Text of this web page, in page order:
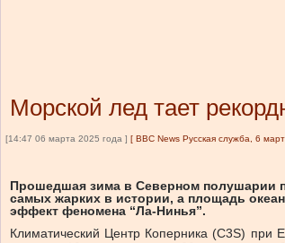
Морской лед тает
[14:47 06 марта 2025 года ] [ BBC News Русская служба, 6
Прошедшая зима в Северном полушарии
самых жарких в истории, а площадь
эффект феномена “Ла-Нинья”.
Климатический Центр Коперника (C3S)